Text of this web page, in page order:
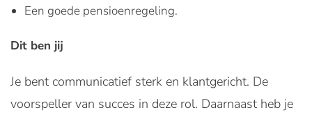
Een goede pensioenregeling.
Dit ben jij
Je bent communicatief sterk en klantgericht. De
voorspeller van succes in deze rol. Daarnaast heb je